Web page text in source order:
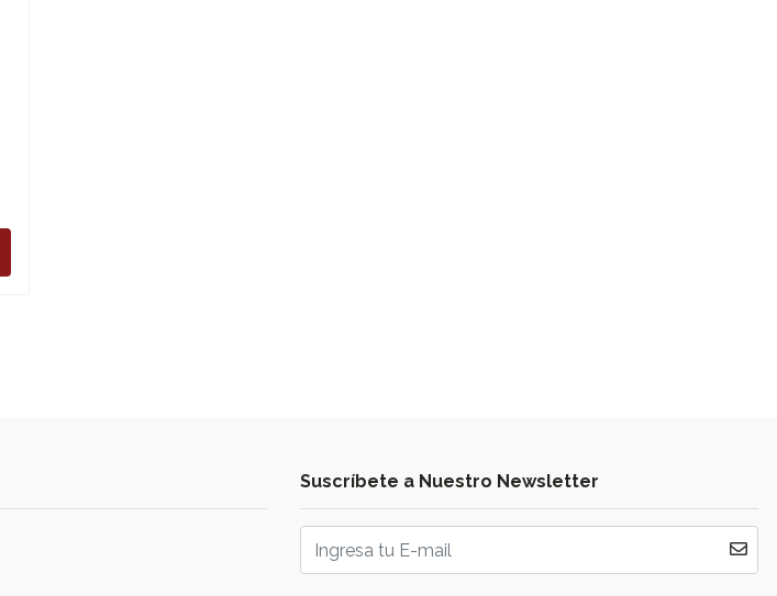
Suscríbete a Nuestro Newsletter